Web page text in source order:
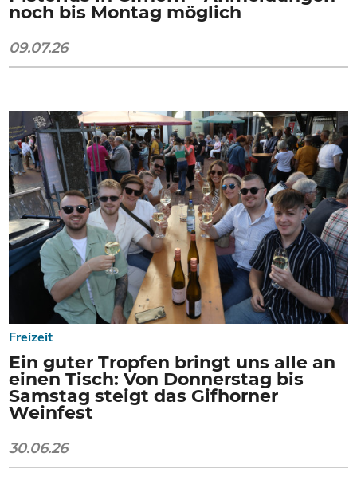
noch bis Montag möglich
09.07.26
Freizeit
Ein guter Tropfen bringt uns alle an
einen Tisch: Von Donnerstag bis
Samstag steigt das Gifhorner
Weinfest
30.06.26